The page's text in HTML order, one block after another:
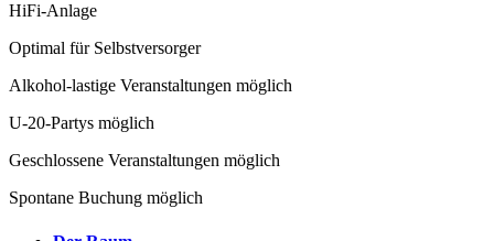
HiFi-Anlage
Optimal für Selbstversorger
Alkohol-lastige Veranstaltungen möglich
U-20-Partys möglich
Geschlossene Veranstaltungen möglich
Spontane Buchung möglich